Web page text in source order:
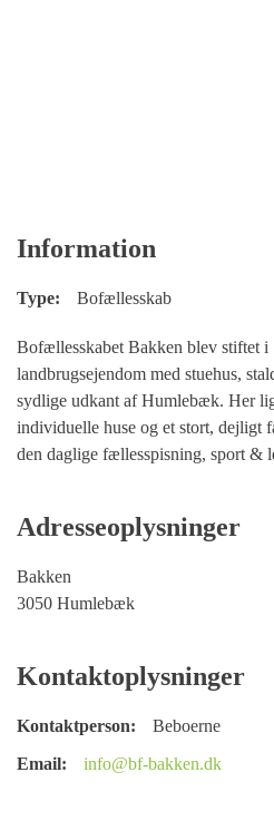
Information
Type: Bofællesskab
Bofællesskabet Bakken blev stiftet i
landbrugsejendom med stuehus,
sydlige udkant af Humlebæk. Her
individuelle huse og et stort, dejligt
den daglige fællesspisning, sport &
Adresseoplysninger
Bakken
3050 Humlebæk
Kontaktoplysninger
Kontaktperson:
Beboerne
Email:
info@bf-bakken.dk